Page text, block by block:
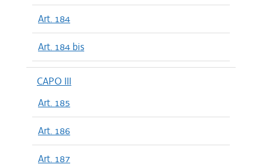
Art. 184
Art. 184 bis
CAPO III
Art. 185
Art. 186
Art. 187